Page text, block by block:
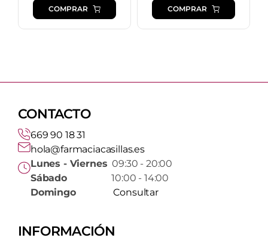
COMPRAR COMPRAR
CONTACTO
669 90 18 31
hola@farmaciacasillas.es
Lunes - Viernes 09:30 - 20:00
Sábado10:00 - 14:00
Domingo
Consultar
INFORMACIÓN